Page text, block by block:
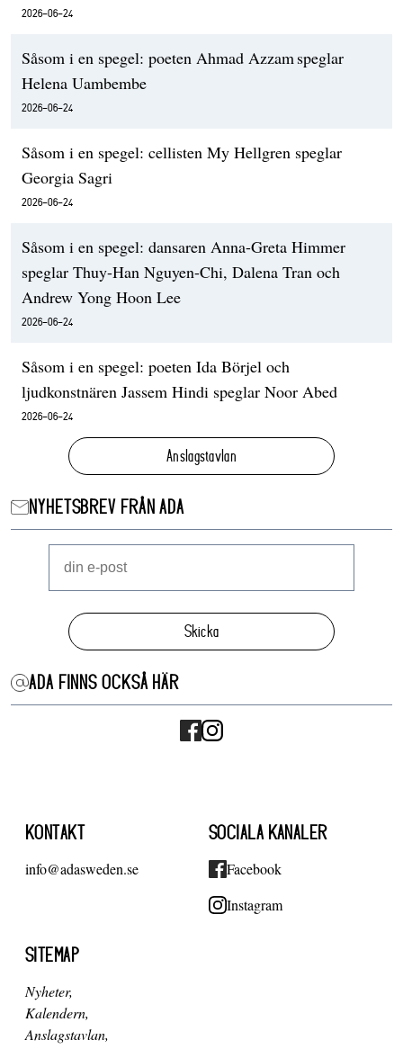
2026-06-24
Såsom i en spegel: poeten Ahmad Azzam speglar
Helena Uambembe
2026-06-24
Såsom i en spegel: cellisten My Hellgren speglar
Georgia Sagri
2026-06-24
Såsom i en spegel: dansaren Anna-Greta Himmer
speglar Thuy-Han Nguyen-Chi, Dalena Tran och
Andrew Yong Hoon Lee
2026-06-24
Såsom i en spegel: poeten Ida Börjel och
ljudkonstnären Jassem Hindi speglar Noor Abed
2026-06-24
Anslagstavlan
NYHETSBREV FRÅN ADA
Skicka
ADA FINNS OCKSÅ HÄR
KONTAKT
info@adasweden.se
SOCIALA KANALER
Facebook
Instagram
SITEMAP
Nyheter
Kalendern
Anslagstavlan